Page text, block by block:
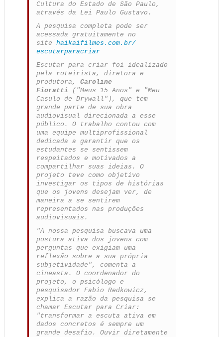
Cultura do Estado de São Paulo,
através da Lei Paulo Gustavo.
A pesquisa completa pode ser
acessada gratuitamente no
site haikaifilmes.com.br/
escutarparacriar
Escutar para criar foi idealizado
pela roteirista, diretora e
produtora, Caroline
Fioratti ("Meus 15 Anos" e "Meu
Casulo de Drywall"), que tem
grande parte de sua obra
audiovisual direcionada a esse
público. O trabalho contou com
uma equipe multiprofissional
dedicada a garantir que os
estudantes se sentissem
respeitados e motivados a
compartilhar suas ideias. O
projeto teve como objetivo
investigar os tipos de histórias
que os jovens desejam ver, de
maneira a se sentirem
representados nas produções
audiovisuais.
"A nossa pesquisa buscava uma
postura ativa dos jovens com
perguntas que exigiam uma
reflexão sobre a sua própria
subjetividade", comenta a
cineasta. O coordenador do
projeto, o psicólogo e
pesquisador Fabio Redkowicz,
explica a razão da pesquisa se
chamar Escutar para Criar:
"transformar a escuta ativa em
dados concretos é sempre um
grande desafio. Ouvir diretamente